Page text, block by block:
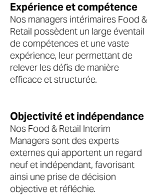
Expérience et compétence
Nos managers intérimaires Food &
Retail possèdent un large éventail
de compétences et une vaste
expérience, leur permettant de
relever les défis de manière
efficace et structurée.
Objectivité et indépendance
Nos Food & Retail Interim
Managers sont des experts
externes qui apportent un regard
neuf et indépendant, favorisant
ainsi une prise de décision
objective et réfléchie.